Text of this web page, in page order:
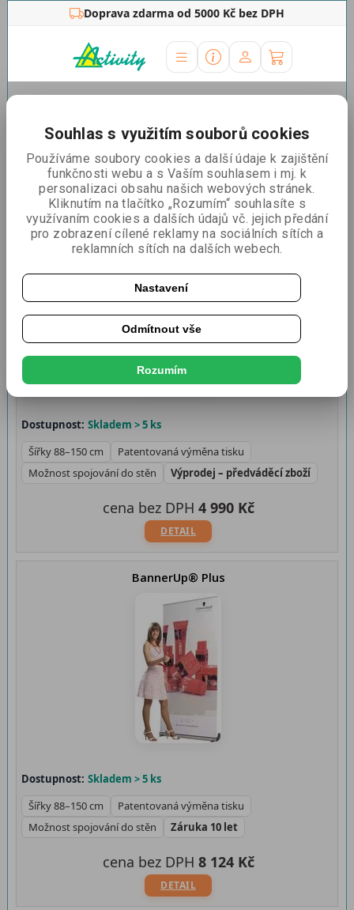
Doprava zdarma od 5000 Kč bez DPH
Roll Up - často měním tisky
Řadit podle: Nejlevnější Nejdražší Nejprodávanější
BannerUp® Plus - bazar
Dostupnost: Skladem > 5 ks
Šířky 88–150 cm
Patentovaná výměna tisku
Možnost spojování do stěn
Výprodej – předváděcí zboží
DETAIL
cena bez DPH 4 990 Kč
BannerUp® Plus
Dostupnost: Skladem > 5 ks
Šířky 88–150 cm
Patentovaná výměna tisku
Možnost spojování do stěn
Záruka 10 let
DETAIL
cena bez DPH 8 124 Kč
Souhlas s využitím souborů cookies
Používáme soubory cookies a další údaje k zajištění
funkčnosti webu a s Vaším souhlasem i mj. k
personalizaci obsahu našich webových stránek.
Kliknutím na tlačítko „Rozumím“ souhlasíte s
využívaním cookies a dalších údajů vč. jejich předání
pro zobrazení cílené reklamy na sociálních sítích a
reklamních sítích na dalších webech.
Nastavení
Odmítnout vše
Rozumím